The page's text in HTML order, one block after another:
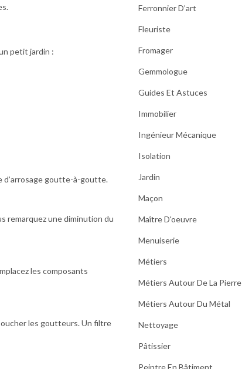
petit jardin :
d’arrosage goutte-à-goutte.
remarquez une diminution du
les composants
les goutteurs. Un filtre
Ferronnier D’art
Fleuriste
Fromager
Gemmologue
Guides Et Astuces
Immobilier
Ingénieur Mécanique
Isolation
Jardin
Maçon
Maître D'oeuvre
Menuiserie
Métiers
Métiers Autour De La Pierre
Métiers Autour Du Métal
Nettoyage
Pâtissier
Peintre En Bâtiment